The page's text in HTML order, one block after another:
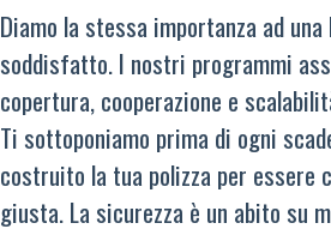
Diamo la stessa importanza ad
soddisfatto. I nostri programmi
copertura, cooperazione e
Ti sottoponiamo prima di ogni
costruito la tua polizza per essere
giusta. La sicurezza è un abito su